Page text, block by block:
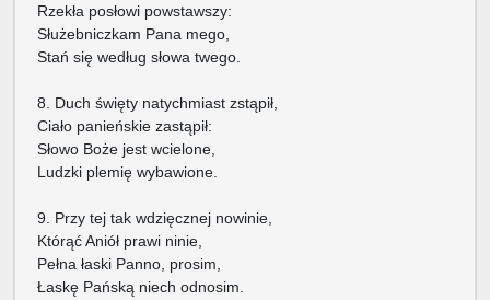
Rzekła posłowi powstawszy:
Służebniczkam Pana mego,
Stań się według słowa twego.
8. Duch święty natychmiast zstąpił,
Ciało panieńskie zastąpił:
Słowo Boże jest wcielone,
Ludzki plemię wybawione.
9. Przy tej tak wdzięcznej nowinie,
Którąć Aniół prawi ninie,
Pełna łaski Panno, prosim,
Łaskę Pańską niech odnosim.